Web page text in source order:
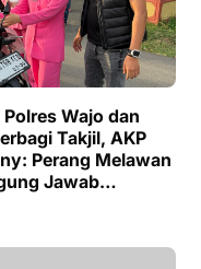
Wajo dan
Takjil, AKP
Perang Melawan
Jawab